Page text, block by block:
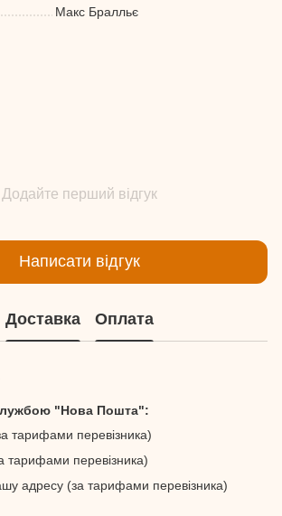
Макс Бралльє
Додайте перший відгук
Написати відгук
Доставка Оплата
"Нова Пошта":
тарифами перевізника)
тарифами перевізника)
адресу (за тарифами перевізника)